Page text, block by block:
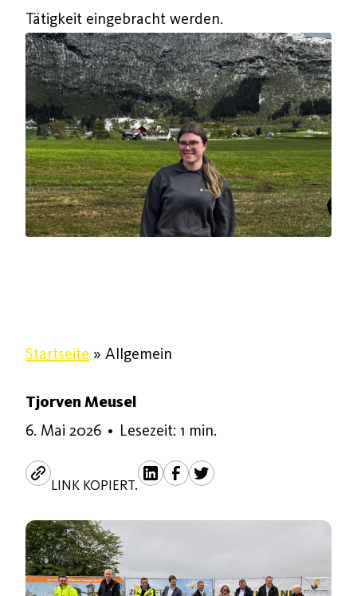
Tätigkeit eingebracht werden.
Startseite » Allgemein
Tjorven Meusel
6. Mai 20266. Mai 2026
• Lesezeit: 1 min.
LINK KOPIERT.